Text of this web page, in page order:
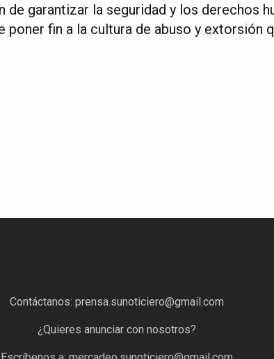
de garantizar la seguridad y los derechos
poner fin a la cultura de abuso y extorsión
Contáctanos: prensa.sunoticiero@gmail.com
¿Quieres anunciar con nosotros?